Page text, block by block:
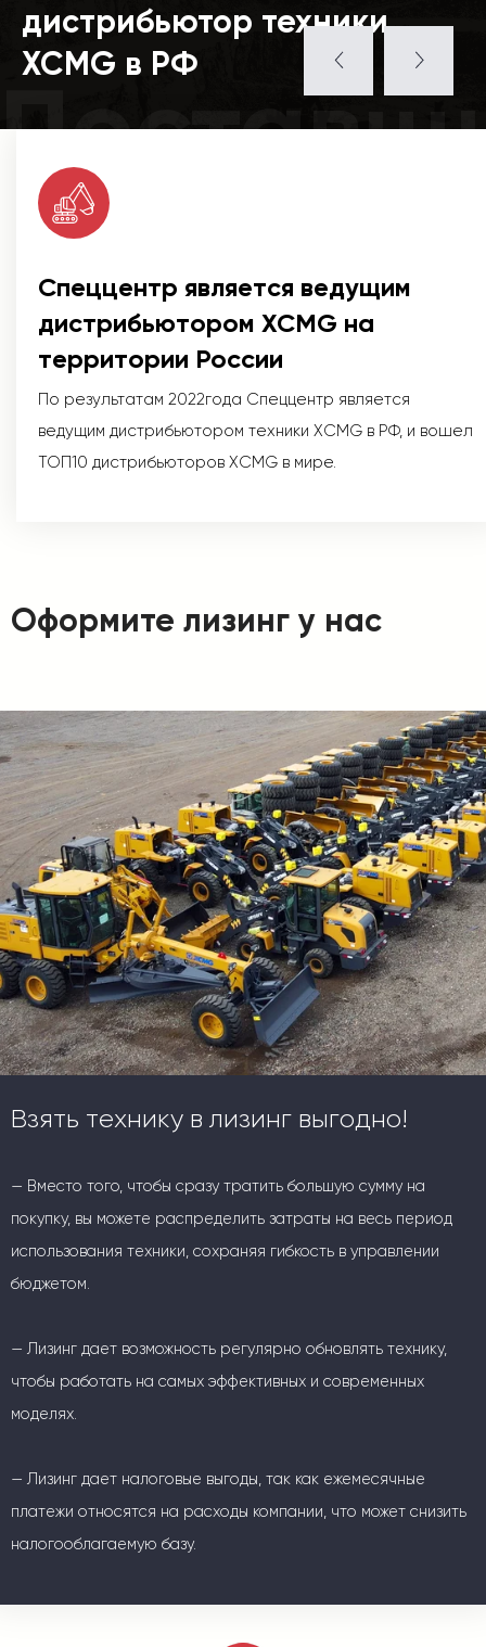
дистрибьютор техники
XCMG в РФ
Спеццентр является ведущим
дистрибьютором XCMG на
территории России
По результатам 2022года Спеццентр является
ведущим дистрибьютором техники XCMG в РФ, и вошел
ТОП10 дистрибьюторов XCMG в мире.
Оформите лизинг у нас
Взять технику в лизинг выгодно!
— Вместо того, чтобы сразу тратить большую сумму на
покупку, вы можете распределить затраты на весь период
использования техники, сохраняя гибкость в управлении
бюджетом.
— Лизинг дает возможность регулярно обновлять технику,
чтобы работать на самых эффективных и современных
моделях.
— Лизинг дает налоговые выгоды, так как ежемесячные
платежи относятся на расходы компании, что может снизить
налогооблагаемую базу.